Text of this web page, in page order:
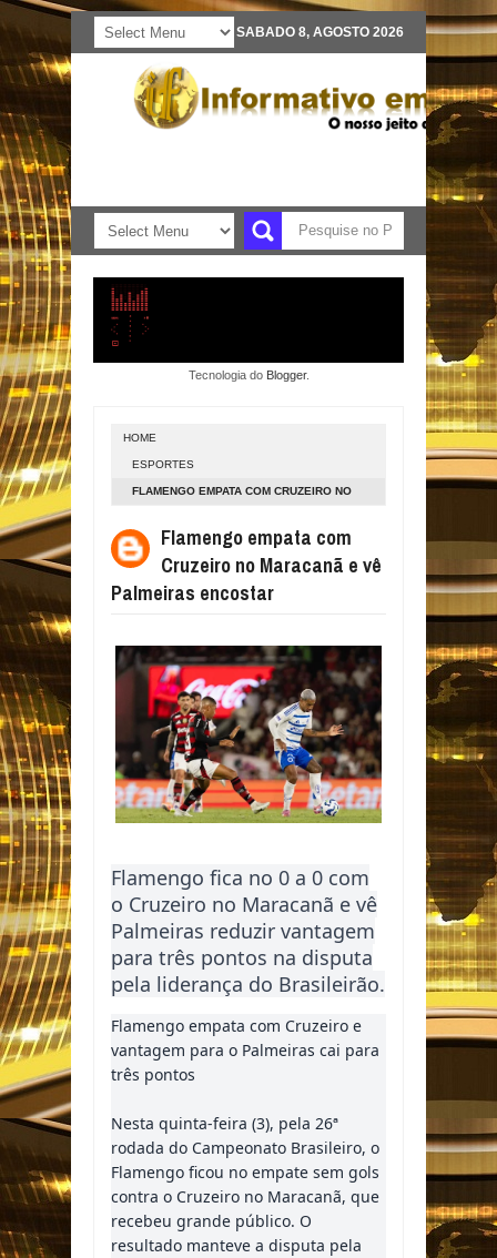
SABADO 8, AGOSTO 2026
Tecnologia do Blogger.
HOME
ESPORTES
FLAMENGO EMPATA COM CRUZEIRO NO
Flamengo empata com
Cruzeiro no Maracanã e vê
Palmeiras encostar
Flamengo fica no 0 a 0 com
o Cruzeiro no Maracanã e vê
Palmeiras reduzir vantagem
para três pontos na disputa
pela liderança do Brasileirão.
Flamengo empata com Cruzeiro e
vantagem para o Palmeiras cai para
três pontos
Nesta quinta-feira (3), pela 26ª
rodada do Campeonato Brasileiro, o
Flamengo ficou no empate sem gols
contra o Cruzeiro no Maracanã, que
recebeu grande público. O
resultado manteve a disputa pela